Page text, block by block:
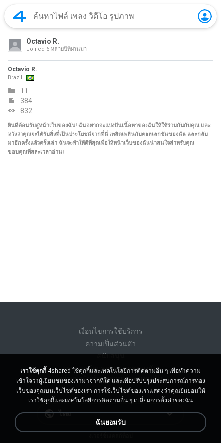
Octavio R.
Joined 6 หลายปีที่ผ่านมา
Octavio R.
Brazil
11
384
832
ยินดีต้อนรับสู่หน้าเว็บของฉัน! ฉันอยากจะแบ่งปันเนื้อหาของฉันให้ใช้ร่วมกันกับคุณ และ
หวังว่าคุณจะได้รับสิ่งที่เป็นประโยชน์จากที่นี่ เพลิดเพลินกับคอลเลกชันของฉัน และกลับ
มาอีกครั้งแล้วครั้งเล่า ฉันจะทำให้ดีที่สุดเพื่อให้หน้าเว็บของฉันน่าสนใจสำหรับคุณ
ขอบคุณที่สละเวลาอ่าน!
เงื่อนไขการใช้บริการ
ความเป็นส่วนตัว
สนับสนุน
อย่าขายข้อมูลส่วนบุคคลของฉัน
อย่าแบ่งปันข้อมูลส่วนบุคคลของฉัน
ไทย
เราใช้คุกกี้ 4shared ใช้คุกกี้และเทคโนโลยีการติดตามอื่น ๆ เพื่อทำความ
เข้าใจว่าผู้เยี่ยมชมของเรามาจากที่ใด และเพื่อปรับปรุงประสบการณ์การท่อง
เว็บของคุณบนเว็บไซต์ของเรา การใช้เว็บไซต์ของเราแสดงว่าคุณยินยอมให้
เราใช้คุกกี้และเทคโนโลยีการติดตามอื่น ๆ เปลี่ยนการตั้งค่าของฉัน
ฉันยอมรับ